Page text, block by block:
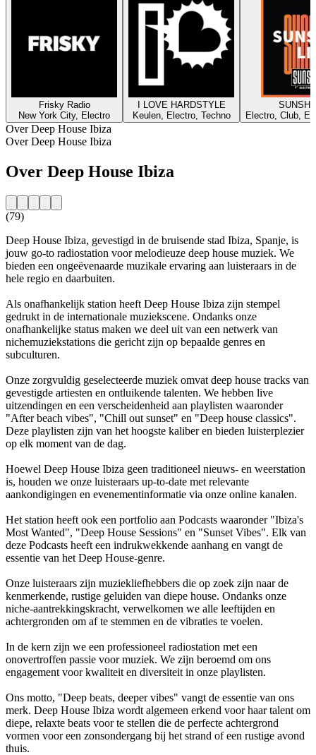
Frisky Radio
New York City, Electro
I LOVE HARDSTYLE
Keulen, Electro, Techno
Electro, Club,
Over Deep House Ibiza
Over Deep House Ibiza
Over Deep House Ibiza
(79)
Deep House Ibiza, gevestigd in de bruisende stad Ibiza, Spanje, is
jouw go-to radiostation voor melodieuze deep house muziek. We
bieden een ongeëvenaarde muzikale ervaring aan luisteraars in de
hele regio en daarbuiten.
Als onafhankelijk station heeft Deep House Ibiza zijn stempel
gedrukt in de internationale muziekscene. Ondanks onze
onafhankelijke status maken we deel uit van een netwerk van
nichemuziekstations die gericht zijn op bepaalde genres en
subculturen.
Onze zorgvuldig geselecteerde muziek omvat deep house tracks van
gevestigde artiesten en ontluikende talenten. We hebben live
uitzendingen en een verscheidenheid aan playlisten waaronder
"After beach vibes", "Chill out sunset" en "Deep house classics".
Deze playlisten zijn van het hoogste kaliber en bieden luisterplezier
op elk moment van de dag.
Hoewel Deep House Ibiza geen traditioneel nieuws- en weerstation
is, houden we onze luisteraars up-to-date met relevante
aankondigingen en evenementinformatie via onze online kanalen.
Het station heeft ook een portfolio aan Podcasts waaronder "Ibiza's
Most Wanted", "Deep House Sessions" en "Sunset Vibes". Elk van
deze Podcasts heeft een indrukwekkende aanhang en vangt de
essentie van het Deep House-genre.
Onze luisteraars zijn muziekliefhebbers die op zoek zijn naar de
kenmerkende, rustige geluiden van diepe house. Ondanks onze
niche-aantrekkingskracht, verwelkomen we alle leeftijden en
achtergronden om af te stemmen en de vibraties te voelen.
In de kern zijn we een professioneel radiostation met een
onovertroffen passie voor muziek. We zijn beroemd om ons
engagement voor kwaliteit en diversiteit in onze playlisten.
Ons motto, "Deep beats, deeper vibes" vangt de essentie van ons
merk. Deep House Ibiza wordt algemeen erkend voor haar talent om
diepe, relaxte beats voor te stellen die de perfecte achtergrond
vormen voor een zonsondergang bij het strand of een rustige avond
thuis.